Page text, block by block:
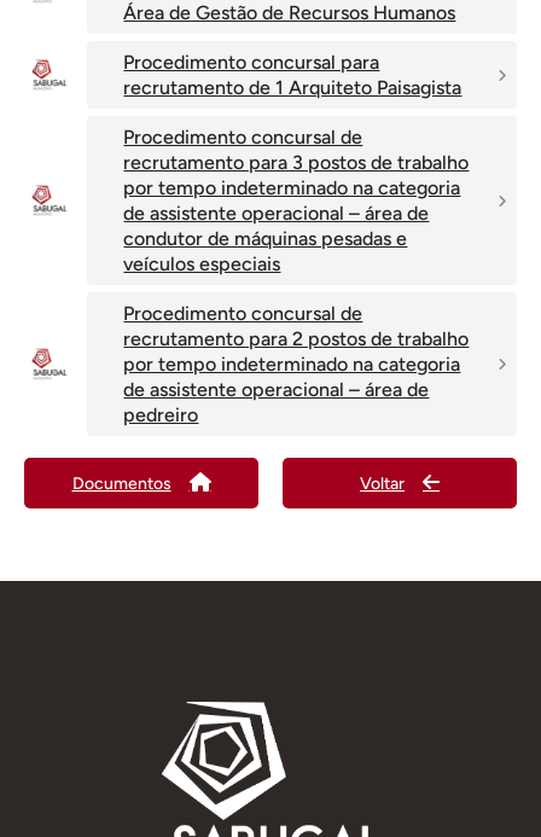
Área de Gestão de Recursos Humanos
Procedimento concursal para
recrutamento de 1 Arquiteto Paisagista
Procedimento concursal de
recrutamento para 3 postos de trabalho
por tempo indeterminado na categoria
de assistente operacional – área de
condutor de máquinas pesadas e
veículos especiais
Procedimento concursal de
recrutamento para 2 postos de trabalho
por tempo indeterminado na categoria
de assistente operacional – área de
pedreiro
Documentos Voltar